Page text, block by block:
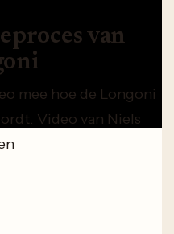
van
mee hoe de Longoni
Video van Niels